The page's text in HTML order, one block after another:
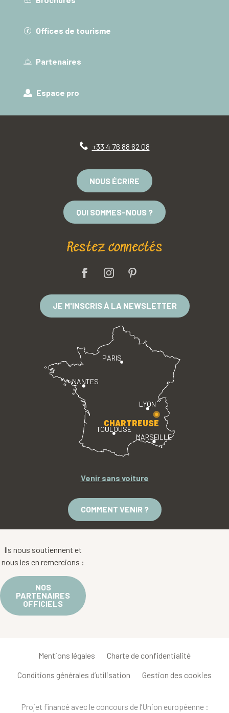
Offices de tourisme
Partenaires
Espace pro
+33 4 76 88 62 08
NOUS ÉCRIRE
QUI SOMMES-NOUS ?
Restez connectés
JE M'INSCRIS À LA NEWSLETTER
PARIS
LYON
TOULOUSE
MARSEILLE
NANTES
CHARTREUSE
Venir sans voiture
COMMENT VENIR ?
Ils nous soutiennent et
nous les en remercions :
NOS
PARTENAIRES
OFFICIELS
Mentions légales Charte de confidentialité
Conditions générales d’utilisation Gestion des cookies
Projet financé avec le concours de l’Union européenne :